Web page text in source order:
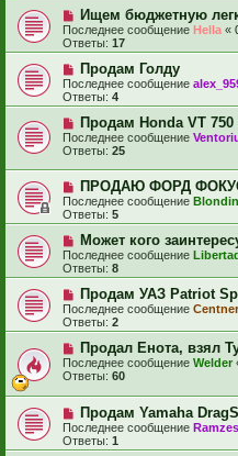
Ищем бюджетную
Последнее сообщение Hella «
Ответы: 17
Продам Голду
Последнее сообщение
Ответы: 4
Продам Honda VT 750
Последнее сообщение
Ответы: 25
ПРОДАЮ ФОРД
Последнее сообщение Blondin
Ответы: 5
Может кого
Последнее сообщение
Ответы: 8
Продам УАЗ Patriot
Последнее сообщение Centner
Ответы: 2
Продал Енота, взял
Последнее сообщение Welder
Ответы: 60
Продам Yamaha
Последнее сообщение Ramzes
Ответы: 1